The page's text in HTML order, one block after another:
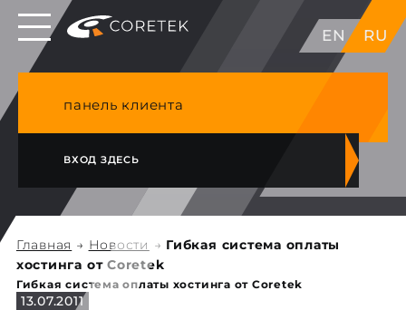
EN RU
Выделенные серверы в ЕС, Японии, ГК, США
NVME VPS & cPanel премиум хостинг в
панель клиента
ВХОД ЗДЕСЬ
Главная → Новости → Гибкая система оплаты
хостинга от Coretek
Гибкая система оплаты хостинга от Coretek
13.07.2011